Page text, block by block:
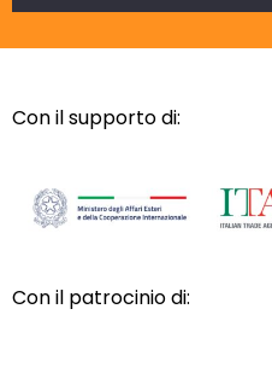
Con il supporto di:
Con il patrocinio di: